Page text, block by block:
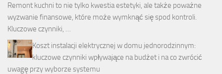
Remont kuchni to nie tylko kwestia estetyki, ale także poważne
wyzwanie finansowe, które może wymknąć się spod kontroli.
Kluczowe czynniki, …
Koszt instalacji elektrycznej w domu jednorodzinnym:
kluczowe czynniki wpływające na budżet i na co zwrócić
uwagę przy wyborze systemu